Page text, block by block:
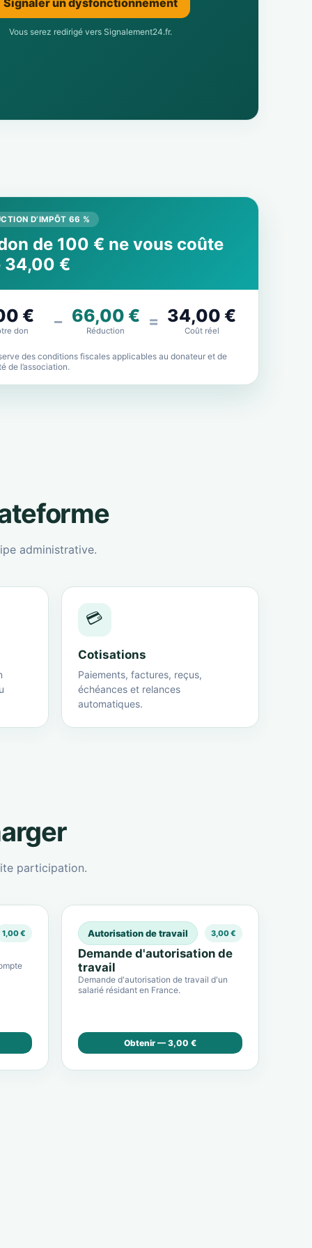
Vous serez redirigé vers Signalement24.fr.
D’IMPÔT 66 %
de 100 € ne vous coûte
34,00 €
€
don
− 66,00 €
Réduction
= 34,00 €
Coût réel
des conditions fiscales applicables au donateur et de
de l’association.
administrative.
💳
Cotisations
Paiements, factures, reçus,
échéances et relances
automatiques.
participation.
1,00 € Autorisation de travail 3,00 €
Demande d'autorisation de
travail
Demande d'autorisation de travail d'un
salarié résidant en France.
Obtenir — 3,00 €